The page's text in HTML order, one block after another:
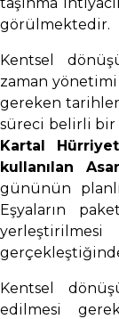
görülmektedir.
Kentsel
zaman
gereken
süreci belirli bir
Kartal
kullanılan
gününün
Eşyaların
Kentsel
edilmesi